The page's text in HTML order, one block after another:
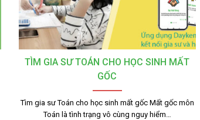
TÌM GIA SƯ TOÁN CHO HỌC SINH MẤT
GỐC
Tìm gia sư Toán cho học sinh mất gốc Mất gốc môn
Toán là tình trạng vô cùng nguy hiểm…